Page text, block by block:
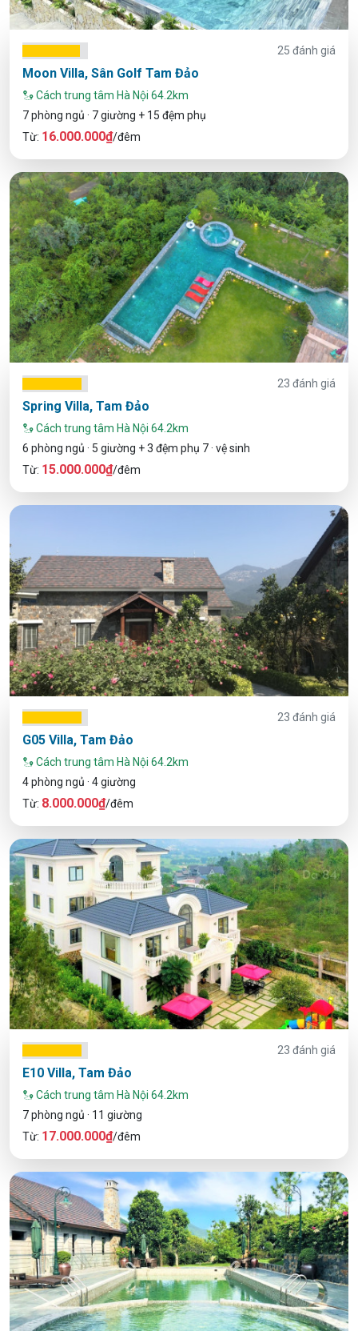
25 đánh giá
Moon Villa, Sân Golf Tam Đảo
Cách trung tâm Hà Nội 64.2km
7 phòng ngủ · 7 giường + 15 đệm phụ
Từ: 16.000.000₫/đêm
23 đánh giá
Spring Villa, Tam Đảo
Cách trung tâm Hà Nội 64.2km
6 phòng ngủ · 5 giường + 3 đệm phụ 7 · vệ sinh
Từ: 15.000.000₫/đêm
23 đánh giá
G05 Villa, Tam Đảo
Cách trung tâm Hà Nội 64.2km
4 phòng ngủ · 4 giường
Từ: 8.000.000₫/đêm
23 đánh giá
E10 Villa, Tam Đảo
Cách trung tâm Hà Nội 64.2km
7 phòng ngủ · 11 giường
Từ: 17.000.000₫/đêm